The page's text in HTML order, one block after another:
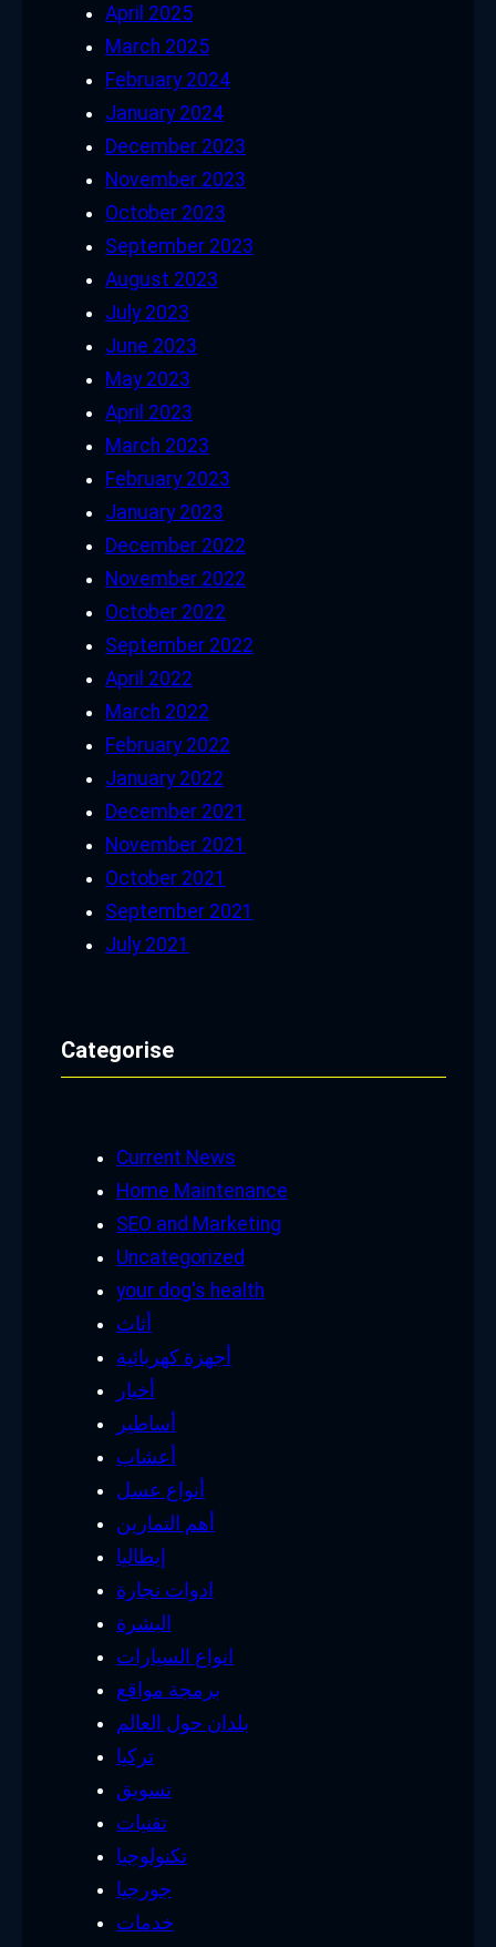
April 2025
March 2025
February 2024
January 2024
December 2023
November 2023
October 2023
September 2023
August 2023
July 2023
June 2023
May 2023
April 2023
March 2023
February 2023
January 2023
December 2022
November 2022
October 2022
September 2022
April 2022
March 2022
February 2022
January 2022
December 2021
November 2021
October 2021
September 2021
July 2021
Categorise
Current News
Home Maintenance
SEO and Marketing
Uncategorized
your dog's health
أثاث
أجهزة كهربائية
أخبار
أساطير
أعشاب
أنواع عسل
أهم التمارين
إيطاليا
ادوات نجارة
البشرة
انواع السيارات
برمجة مواقع
بلدان حول العالم
تركيا
تسويق
تقنيات
تكنولوجيا
جورجيا
خدمات